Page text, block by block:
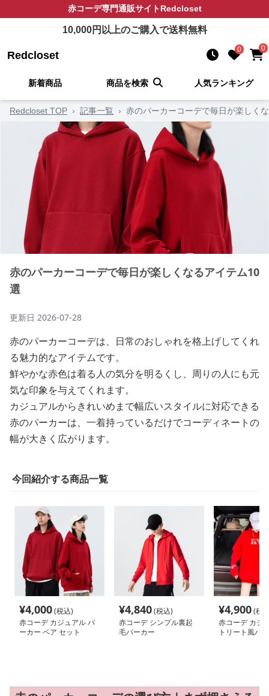
赤コーデ専門通販サイトRedcloset
10,000円以上のご購入で送料無料
Redcloset 0 0
新着商品 商品を検索 人気ランキング
Redcloset TOP › 記事一覧 › 赤のパーカーコーデで毎日が楽しく
赤のパーカーコーデで毎日が楽しくなるアイテム10
選
更新日 2026-07-28
赤のパーカーコーデは、日常のおしゃれを格上げしてくれ
る魅力的なアイテムです。
鮮やかな赤色は着る人の気分を明るくし、周りの人にも元
気な印象を与えてくれます。
カジュアルからきれいめまで幅広いスタイルに対応できる
赤のパーカーは、一着持っているだけでコーディネートの
幅が大きく広がります。
今回紹介する商品一覧
¥4,000(税込)
赤コーデ カジュアル パ
ーカー ペア セット
¥4,840(税込)
赤コーデ シンプル裏起
毛パーカー
¥4,900(税
赤コーデ カジ
トリート風パ